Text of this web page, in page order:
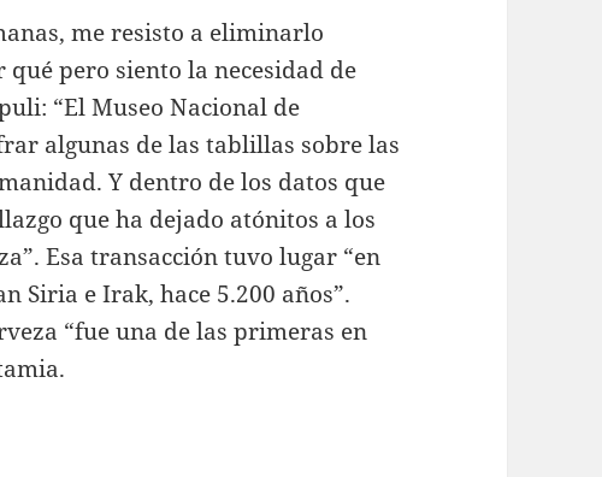
me resisto a eliminarlo
qué pero siento la necesidad de
“El Museo Nacional de
algunas de las tablillas sobre las
Y dentro de los datos que
que ha dejado atónitos a los
Esa transacción tuvo lugar “en
Siria e Irak, hace 5.200 años”.
“fue una de las primeras en